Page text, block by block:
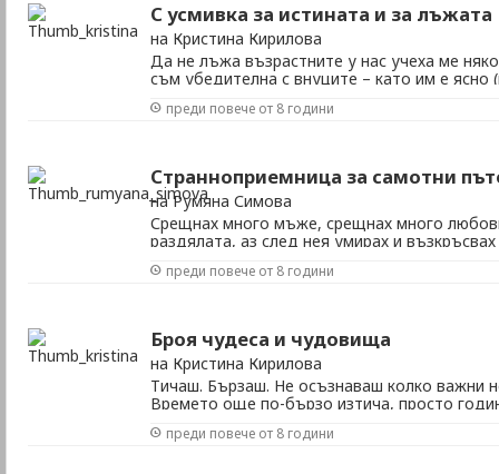
С усмивка за истината и за лъжата
на Кристина Кирилова
Да не лъжа възрастните у нас учеха ме
съм убедителна с внуците – като им е ясно
който лъга по-далече му стигнаха
преди повече от 8 години
Странноприемница за самотни
на Румяна Симова
Срещнах много мъже, срещнах много
раздялата, аз след нея умирах и
да ме грабнеш и с мен да препускаш по
преди повече от 8 години
Броя чудеса и чудовища
на Кристина Кирилова
Тичаш. Бързаш. Не осъзнаваш колко важни
Времето още по-бързо изтича, просто
– дали неуловимото, или тези пари,
преди повече от 8 години